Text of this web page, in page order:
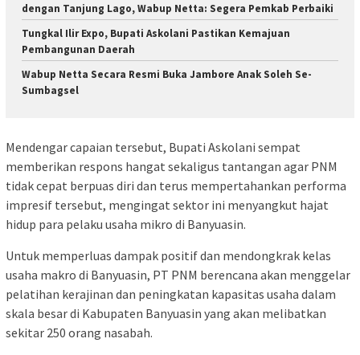
dengan Tanjung Lago, Wabup Netta: Segera Pemkab Perbaiki
Tungkal Ilir Expo, Bupati Askolani Pastikan Kemajuan
Pembangunan Daerah
Wabup Netta Secara Resmi Buka Jambore Anak Soleh Se-
Sumbagsel
Mendengar capaian tersebut, Bupati Askolani sempat
memberikan respons hangat sekaligus tantangan agar PNM
tidak cepat berpuas diri dan terus mempertahankan performa
impresif tersebut, mengingat sektor ini menyangkut hajat
hidup para pelaku usaha mikro di Banyuasin.
Untuk memperluas dampak positif dan mendongkrak kelas
usaha makro di Banyuasin, PT PNM berencana akan menggelar
pelatihan kerajinan dan peningkatan kapasitas usaha dalam
skala besar di Kabupaten Banyuasin yang akan melibatkan
sekitar 250 orang nasabah.